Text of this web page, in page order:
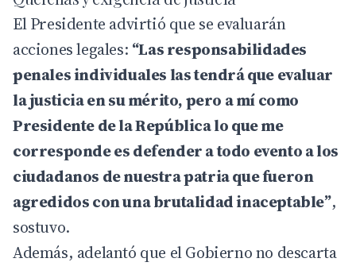
El Presidente advirtió que se evaluarán
acciones legales: “Las responsabilidades
penales individuales las tendrá que evaluar
la justicia en su mérito, pero a mí como
Presidente de la República lo que me
corresponde es defender a todo evento a los
ciudadanos de nuestra patria que fueron
agredidos con una brutalidad inaceptable”,
sostuvo.
Además, adelantó que el Gobierno no descarta